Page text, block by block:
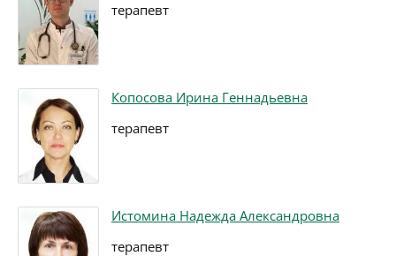
терапевт
Копосова Ирина Геннадьевна
терапевт
Истомина Надежда Александровна
терапевт